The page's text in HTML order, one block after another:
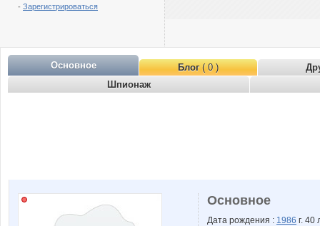
- Зарегистрироваться
Основное Блог( 0 )
Шпионаж
Основное
Дата рождения : 1986 г. 40